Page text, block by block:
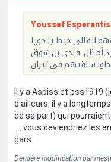
Youssef
خيط يا خويا
أمثال فادي بن شوق
ساقيهم في تيران
Il y a Aspiss et bss1919
d'ailleurs, il y a
de sa part) qui
.... vous deviendriez les
gars
Dernière modification par